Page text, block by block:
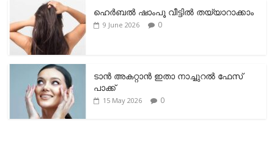
ഹെര്‍ബല്‍ ഷാംപൂ വീട്ടില്‍ തയ്യാറാക്കാം
9 June 2026 0
ടാന്‍ അകറ്റാന്‍ ഇതാ നാച്ചുറല്‍ ഫേസ്
പാക്ക്
15 May 2026 0